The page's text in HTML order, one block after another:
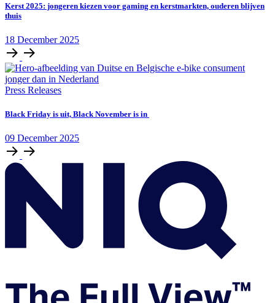
Kerst 2025: jongeren kiezen voor gaming en kerstmarkten, ouderen blijven
thuis
18 December 2025
Press Releases
Black Friday is uit, Black November is in
09 December 2025